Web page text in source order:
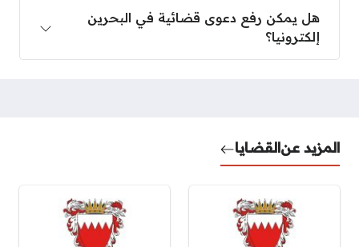
هل يمكن رفع دعوى قضائية في البحرين
إلكترونيا؟
المزيد عنالقضايا